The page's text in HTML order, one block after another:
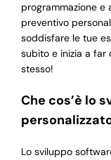
programmazione e
preventivo
soddisfare le tue
subito e inizia a far
stesso!
Che cos’è lo
Lo sviluppo